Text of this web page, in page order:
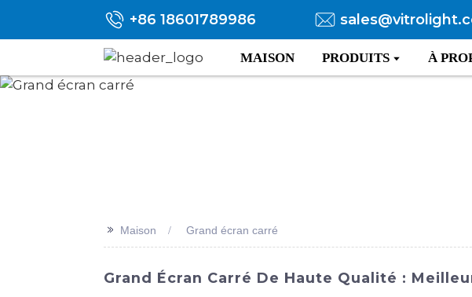
+86 18601789986
MAISON PRODUITS À
>> Maison Grand écran carré
Grand Écran Carré De Haute Qualité :